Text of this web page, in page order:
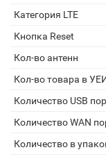
Категория LTE
Кнопка Reset
Кол-во антенн
Кол-во товара в
Количество USB
Количество WAN
Количество в